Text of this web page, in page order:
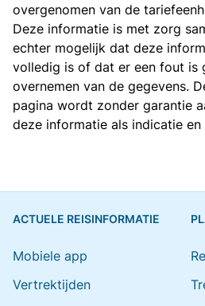
overgenomen van de
Deze informatie is met zorg
echter mogelijk dat deze
volledig is of dat er een fout is
overnemen van de gegevens.
pagina wordt zonder garantie
deze informatie als indicatie
ACTUELE REISINFORMATIE
Mobiele app
Vertrektijden